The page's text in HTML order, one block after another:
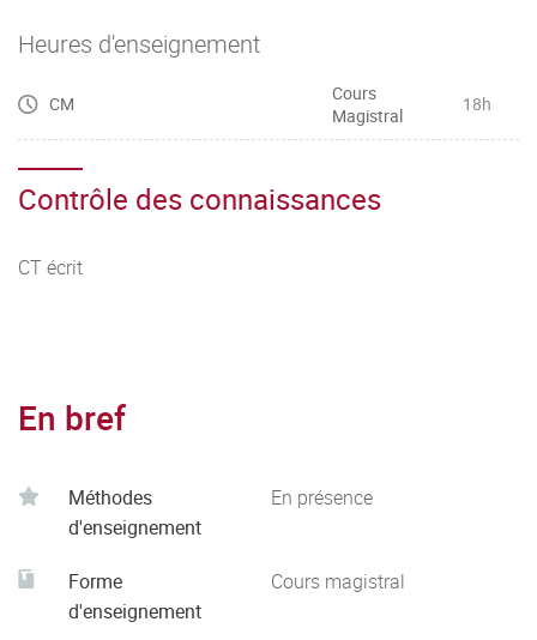
Heures d'enseignement
CM
Cours
Magistral
18h
Contrôle des connaissances
CT écrit
En bref
Méthodes
d'enseignement
En présence
Forme
d'enseignement
Cours magistral